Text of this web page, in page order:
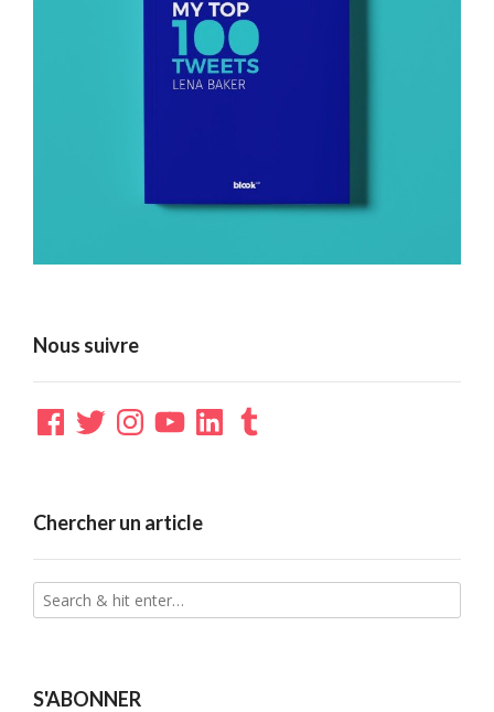
Nous suivre
Facebook
TwitterInstagramYouTubeLinkedInTumblr
Chercher un article
S'ABONNER